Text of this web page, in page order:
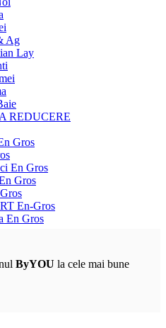
Ag
Lay
REDUCERE
Gros
En Gros
Gros
En-Gros
En Gros
ByYOU la cele mai bune